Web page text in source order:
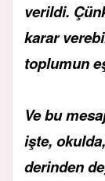
verildi.
karar
toplumun
Ve bu
işte,
derinden